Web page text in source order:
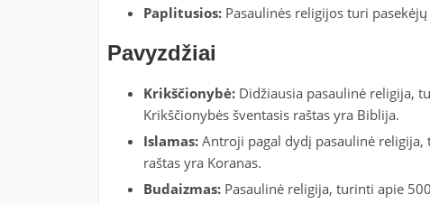
Paplitusios:Pasaulinės religijos turi
Pavyzdžiai
Krikščionybė:Didžiausia pasaulinė religija,
Krikščionybės šventasis raštas yra Biblija.
Islamas:Antroji pagal dydį pasaulinė religija,
raštas yra Koranas.
Budaizmas:Pasaulinė religija, turinti apie